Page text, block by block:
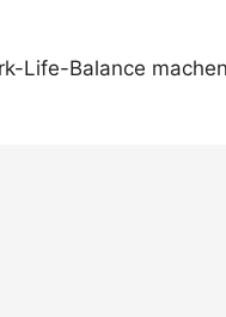
Life-Balance